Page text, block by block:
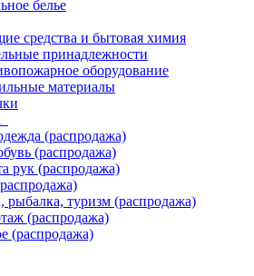
белье
средства и бытовая химия
принадлежности
оборудование
материалы
(распродажа)
(распродажа)
рук (распродажа)
рыбалка, туризм (распродажа)
(распродажа)
(распродажа)